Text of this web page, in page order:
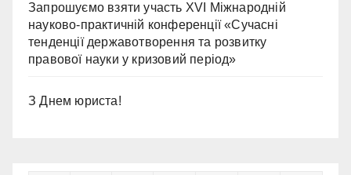
Запрошуємо взяти участь ХVІ Міжнародній
науково-практичній конференції «Сучасні
тенденції державотворення та розвитку
правової науки у кризовий період»
З Днем юриста!